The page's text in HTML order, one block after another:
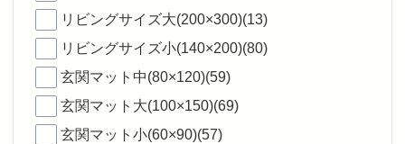
リビングサイズ大(200×300)(13)
リビングサイズ小(140×200)(80)
玄関マット中(80×120)(59)
玄関マット大(100×150)(69)
玄関マット小(60×90)(57)